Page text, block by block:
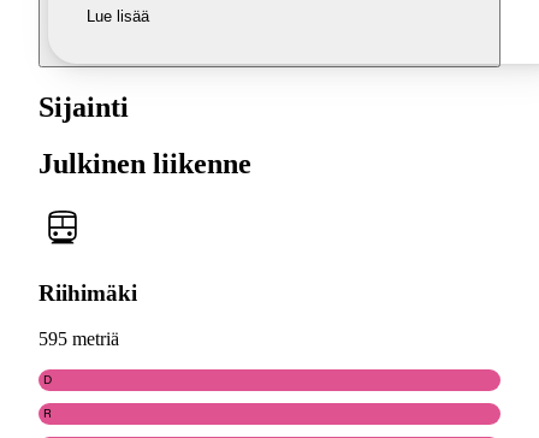
Lue lisää
Sijainti
Julkinen liikenne
Riihimäki
595 metriä
D
R